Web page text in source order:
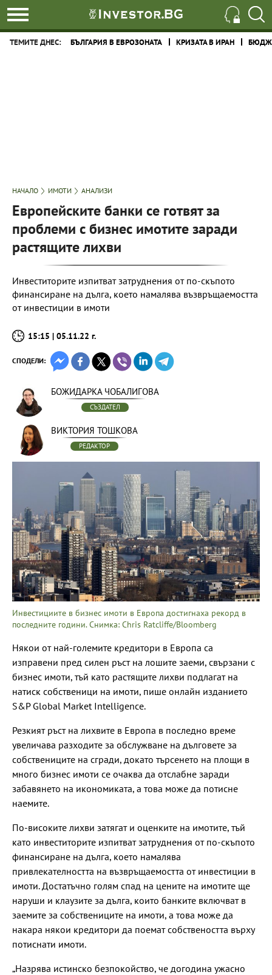
ТЕМИТЕ ДНЕС: БЪЛГАРИЯ В ЕВРОЗОНАТА КРИЗАТА В ИРАН
НАЧАЛО ИМОТИ АНАЛИЗИ
Европейските банки се готвят за
проблеми с бизнес имотите заради
растящите лихви
Инвеститорите изпитват затруднения от по-скъпото
финансиране на дълга, което намалява възвръщаемостта
от инвестиции в имоти
15:15 | 05.11.22 г.
СПОДЕЛИ:
БОЖИДАРКА ЧОБАЛИГОВА
СЪЗДАТЕЛ
ВИКТОРИЯ ТОШКОВА
РЕДАКТОР
Инвестициите в бизнес имоти в Европа достигнаха рекорд в
последните години. Снимка: Chris Ratcliffe/Bloomberg
Някои от най-големите кредитори в Европа са
изправени пред силен ръст на лошите заеми, свързани с
бизнес имоти, тъй като растящите лихви подлагат на
натиск собственици на имоти, пише онлайн изданието
S&P Global Market Intelligence.
Резкият ръст на лихвите в Европа в последно време
увеличава разходите за обслужване на дълговете за
собствениците на сгради, докато търсенето на площи в
много бизнес имоти се очаква да отслабне заради
забавянето на икономиката, а това може да потисне
наемите.
По-високите лихви затягат и оценките на имотите, тъй
като инвеститорите изпитват затруднения от по-скъпото
финансиране на дълга, което намалява
привлекателността на възвръщаемостта от инвестиции в
имоти. Достатъчно голям спад на цените на имотите ще
наруши и клаузите за дълга, които банките включват в
заемите за собствениците на имоти, а това може да
накара някои кредитори да поемат собствеността върху
потиснати имоти.
„Назрява истинско безпокойство, че догодина ужасно